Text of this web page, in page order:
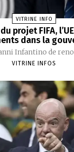
VITRINE INFO
projet FIFA,
dans la
Infantino de
VITRINE INFOS